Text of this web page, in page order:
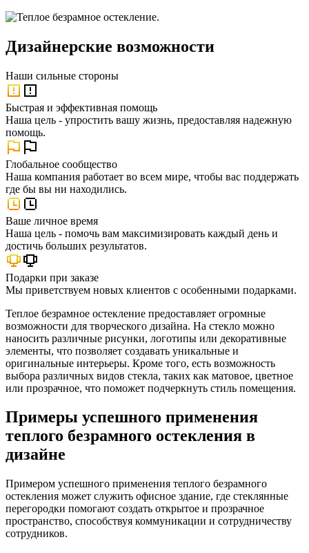
Дизайнерские возможности
Наши сильные стороны
Быстрая и эффективная помощь
Наша цель - упростить вашу жизнь, предоставляя надежную
помощь.
Глобальное сообщество
Наша компания работает во всем мире, чтобы вас поддержать
где бы вы ни находились.
Ваше личное время
Наша цель - помочь вам максимизировать каждый день и
достичь больших результатов.
Подарки при заказе
Мы приветствуем новых клиентов с особенными подарками.
Теплое безрамное остекление предоставляет огромные
возможности для творческого дизайна. На стекло можно
наносить различные рисунки, логотипы или декоративные
элементы, что позволяет создавать уникальные и
оригинальные интерьеры. Кроме того, есть возможность
выбора различных видов стекла, таких как матовое, цветное
или прозрачное, что поможет подчеркнуть стиль помещения.
Примеры успешного применения
теплого безрамного остекления в
дизайне
Примером успешного применения теплого безрамного
остекления может служить офисное здание, где стеклянные
перегородки помогают создать открытое и прозрачное
пространство, способствуя коммуникации и сотрудничеству
сотрудников.